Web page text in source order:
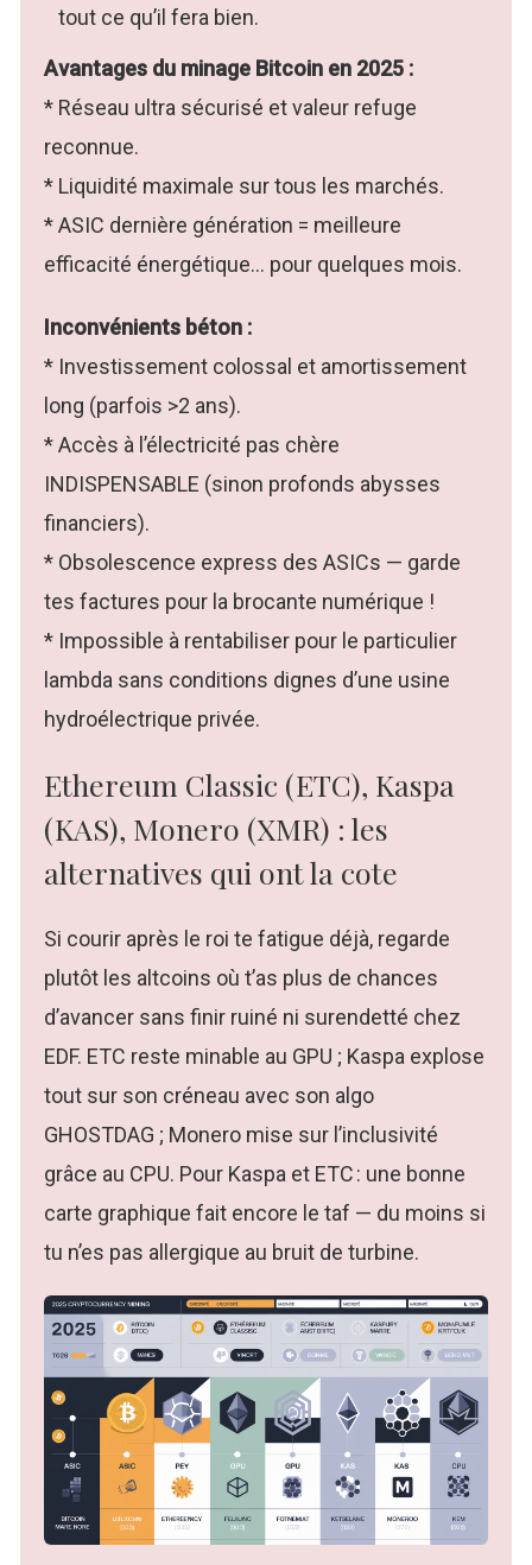
tout ce qu’il fera bien.
Avantages du minage Bitcoin en 2025 :
* Réseau ultra sécurisé et valeur refuge
reconnue.
* Liquidité maximale sur tous les marchés.
* ASIC dernière génération = meilleure
efficacité énergétique… pour quelques mois.
Inconvénients béton :
* Investissement colossal et amortissement
long (parfois >2 ans).
* Accès à l’électricité pas chère
INDISPENSABLE (sinon profonds abysses
financiers).
* Obsolescence express des ASICs — garde
tes factures pour la brocante numérique !
* Impossible à rentabiliser pour le particulier
lambda sans conditions dignes d’une usine
hydroélectrique privée.
Ethereum Classic (ETC), Kaspa
(KAS), Monero (XMR) : les
alternatives qui ont la cote
Si courir après le roi te fatigue déjà, regarde
plutôt les altcoins où t’as plus de chances
d’avancer sans finir ruiné ni surendetté chez
EDF. ETC reste minable au GPU ; Kaspa explose
tout sur son créneau avec son algo
GHOSTDAG ; Monero mise sur l’inclusivité
grâce au CPU. Pour Kaspa et ETC : une bonne
carte graphique fait encore le taf — du moins si
tu n’es pas allergique au bruit de turbine.